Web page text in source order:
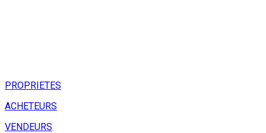
PROPRIETES
ACHETEURS
VENDEURS